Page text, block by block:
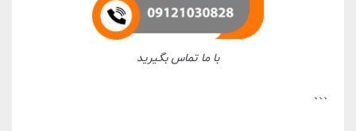
با ما تماس بگیرید
```